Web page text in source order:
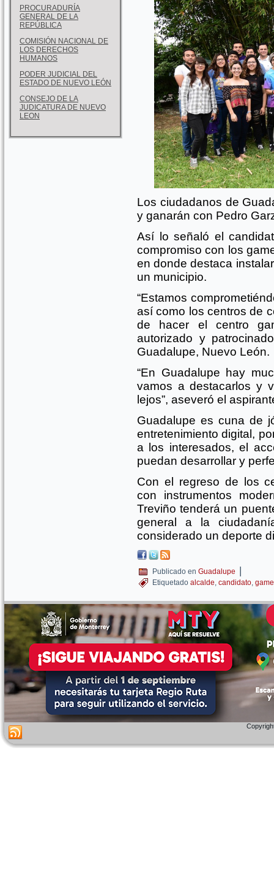
PROCURADURÍA
GENERAL DE LA
REPÚBLICA
COMISIÓN NACIONAL DE
LOS DERECHOS
HUMANOS
PODER JUDICIAL DEL
ESTADO DE NUEVO LEÓN
CONSEJO DE LA
JUDICATURA DE NUEVO
LEON
Los ciudadanos de
y ganarán con Pedro
Así lo señaló el
compromiso con los
en donde destaca
un municipio.
“Estamos
así como los centros de
de hacer el centro
autorizado y
Guadalupe, Nuevo León.
“En Guadalupe hay
vamos a destacarlos y
lejos”, aseveró el
Guadalupe es cuna de
entretenimiento digital,
a los interesados, el
puedan desarrollar y
Con el regreso de los
con instrumentos
Treviño tenderá un
general a la
considerado un deporte
Publicado en Guadalupe |
Etiquetado alcalde, candidato,